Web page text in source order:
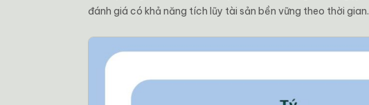
đánh giá có khả năng tích lũy tài sản bền vững theo thời gian.